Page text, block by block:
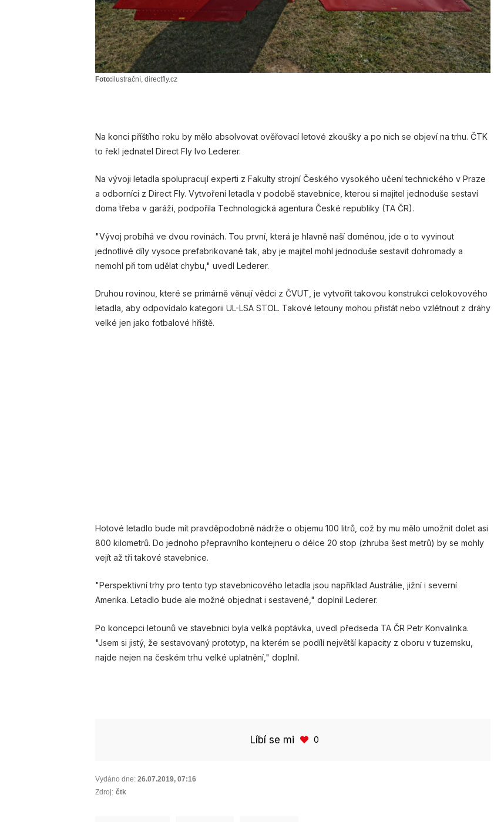
Foto:ilustrační, directfly.cz
Na konci příštího roku by mělo absolvovat ověřovací letové zkoušky a po nich se objeví na trhu. ČTK
to řekl jednatel Direct Fly Ivo Lederer.
Na vývoji letadla spolupracují experti z Fakulty strojní Českého vysokého učení technického v Praze
a odborníci z Direct Fly. Vytvoření letadla v podobě stavebnice, kterou si majitel jednoduše sestaví
doma třeba v garáži, podpořila Technologická agentura České republiky (TA ČR).
"Vývoj probíhá ve dvou rovinách. Tou první, která je hlavně naší doménou, jde o to vyvinout
jednotlivé díly vysoce prefabrikované tak, aby je majitel mohl jednoduše sestavit dohromady a
nemohl při tom udělat chybu," uvedl Lederer.
Druhou rovinou, které se primárně věnují vědci z ČVUT, je vytvořit takovou konstrukci celokovového
letadla, aby odpovídalo kategorii UL-LSA STOL. Takové letouny mohou přistát nebo vzlétnout z dráhy
velké jen jako fotbalové hřiště.
Hotové letadlo bude mít pravděpodobně nádrže o objemu 100 litrů, což by mu mělo umožnit dolet asi
800 kilometrů. Do jednoho přepravního kontejneru o délce 20 stop (zhruba šest metrů) by se mohly
vejít až tři takové stavebnice.
"Perspektivní trhy pro tento typ stavebnicového letadla jsou například Austrálie, jižní i severní
Amerika. Letadlo bude ale možné objednat i sestavené," doplnil Lederer.
Po koncepci letounů ve stavebnici byla velká poptávka, uvedl předseda TA ČR Petr Konvalinka.
"Jsem si jistý, že sestavovaný prototyp, na kterém se podílí největší kapacity z oboru v tuzemsku,
najde nejen na českém trhu velké uplatnění," doplnil.
Líbí se mi 0
Vydáno dne: 26.07.2019, 07:16
Zdroj: čtk